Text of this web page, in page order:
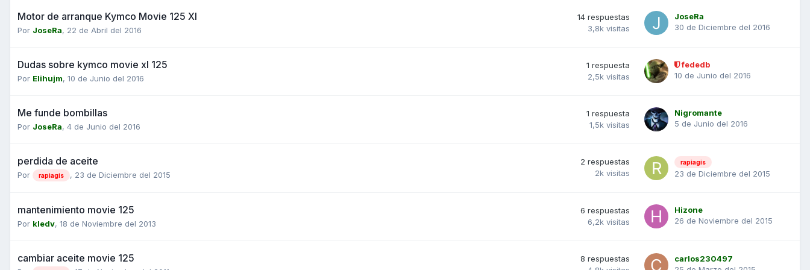
Motor de arranque Kymco Movie 125 Xl
Por JoseRa, 22 de Abril del 2016
14 respuestas
3,8k visitas
JoseRa
30 de Diciembre del 2016
Dudas sobre kymco movie xl 125
Por Elihujm, 10 de Junio del 2016
1 respuesta
2,5k visitas
fededb
10 de Junio del 2016
Me funde bombillas
Por JoseRa, 4 de Junio del 2016
1 respuesta
1,5k visitas
Nigromante
5 de Junio del 2016
perdida de aceite
Por rapiagis , 23 de Diciembre del 2015
2 respuestas
2k visitas
rapiagis
23 de Diciembre del 2015
mantenimiento movie 125
Por kledv, 18 de Noviembre del 2013
6 respuestas
6,2k visitas
Hizone
26 de Noviembre del 2015
cambiar aceite movie 125 8 respuestas
carlos230497